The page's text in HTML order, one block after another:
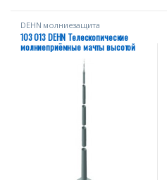
DEHN молниезащита
103 013 DEHN Телескопические
молниеприёмные мачты высотой